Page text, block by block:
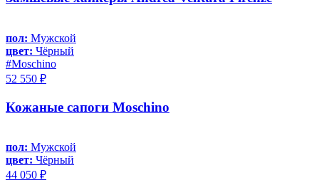
пол: Мужской
цвет: Чёрный
#Moschino
52 550 ₽
Кожаные сапоги Moschino
пол: Мужской
цвет: Чёрный
44 050 ₽